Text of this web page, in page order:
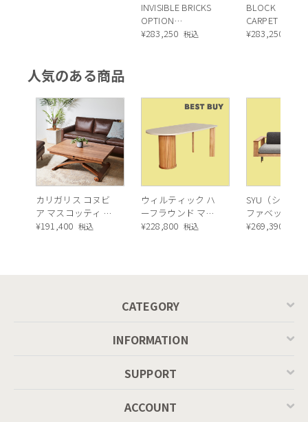
INVISIBLE BRICKS
OPTION
4（ROUND）
¥283,250 税込
BLOCK
CARPET（ブ
カーペット）
¥283,250
人気のある商品
カリガリス コヌビ
ア マスコッティ 伸
長・昇降式テーブ
¥191,400 税込
ウィルティック ハ
ーフラウンド マテ
ィエラ塗装 ダイニ
¥228,800 税込
SYU（シュウ
ファベッド（
ュラル）
¥269,390
CATEGORY
INFORMATION
SUPPORT
ACCOUNT